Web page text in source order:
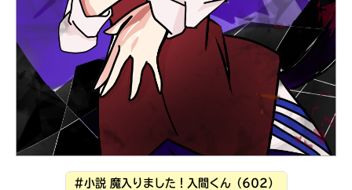
#小説 魔入りました！入間くん（602）